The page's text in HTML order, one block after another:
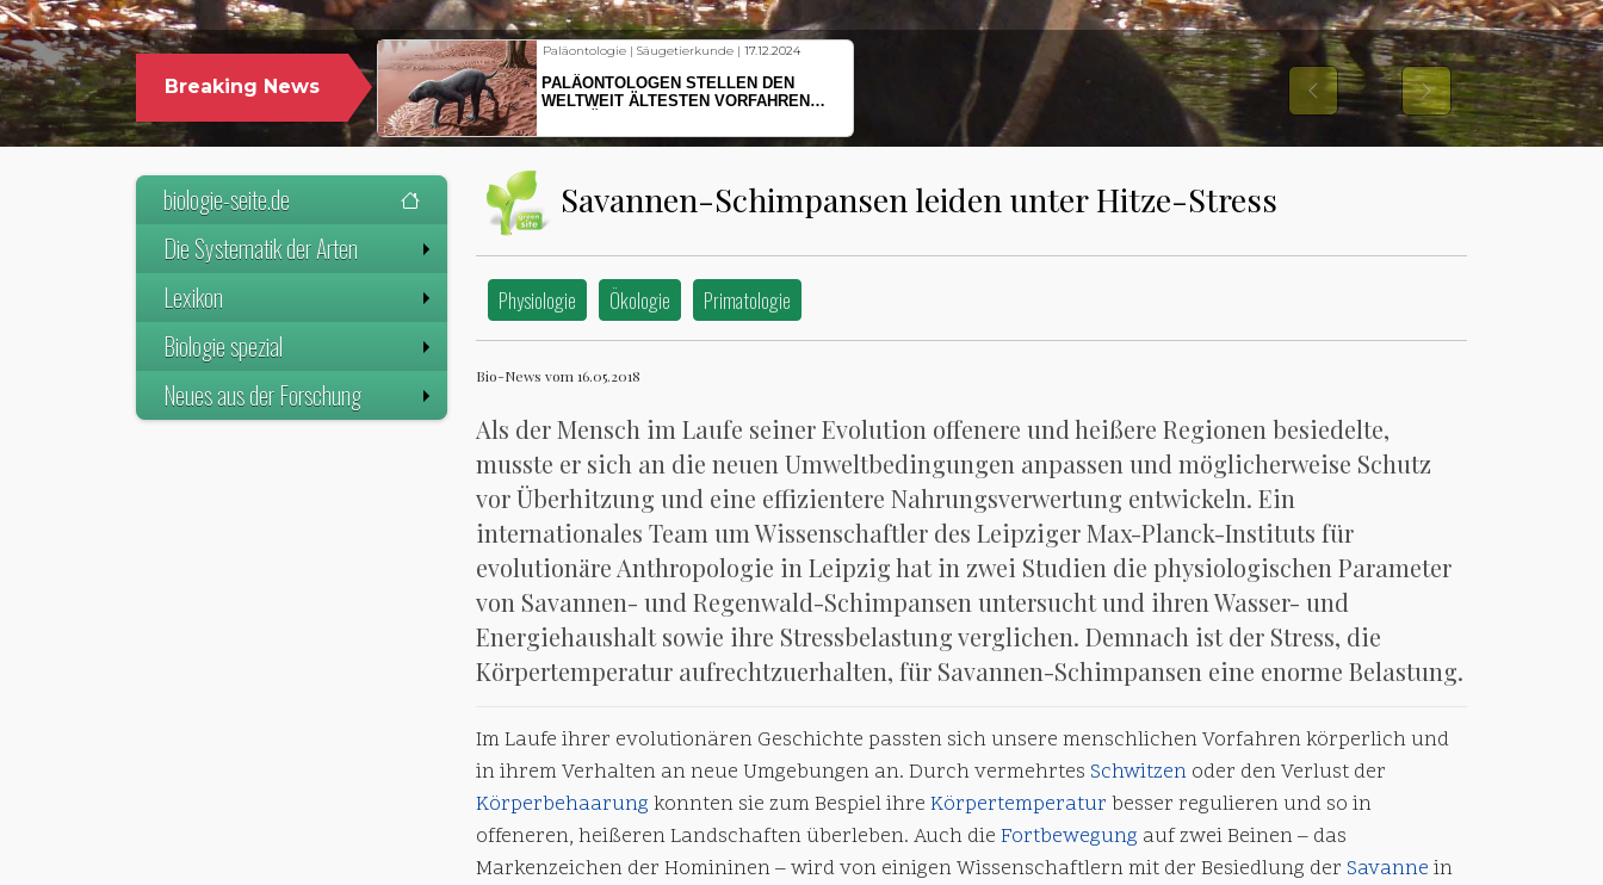
Breaking News
Fischkunde | Klimawandel |18.11.2024
KLIMAWANDEL SETZT
HERINGSLARVEN UNTER STRESS
Previous Next
biologie-seite.de
Die Systematik der Arten
Lexikon
Biologie spezial
Neues aus der Forschung
Savannen-Schimpansen leiden unter Hitze-Stress
Physiologie Ökologie Primatologie
Bio-News vom 16.05.2018
Als der Mensch im Laufe seiner Evolution offenere und heißere Regionen besiedelte,
musste er sich an die neuen Umweltbedingungen anpassen und möglicherweise Schutz
vor Überhitzung und eine effizientere Nahrungsverwertung entwickeln. Ein
internationales Team um Wissenschaftler des Leipziger Max-Planck-Instituts für
evolutionäre Anthropologie in Leipzig hat in zwei Studien die physiologischen Parameter
von Savannen- und Regenwald-Schimpansen untersucht und ihren Wasser- und
Energiehaushalt sowie ihre Stressbelastung verglichen. Demnach ist der Stress, die
Körpertemperatur aufrechtzuerhalten, für Savannen-Schimpansen eine enorme Belastung.
Im Laufe ihrer evolutionären Geschichte passten sich unsere menschlichen Vorfahren körperlich und
in ihrem Verhalten an neue Umgebungen an. Durch vermehrtes Schwitzen oder den Verlust der
Körperbehaarung konnten sie zum Bespiel ihre Körpertemperatur besser regulieren und so in
offeneren, heißeren Landschaften überleben. Auch die Fortbewegung auf zwei Beinen – das
Markenzeichen der Homininen – wird von einigen Wissenschaftlern mit der Besiedlung der Savanne in